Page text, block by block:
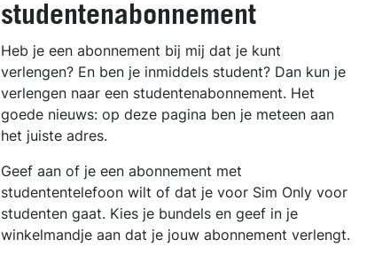
studentenabonnement
Heb je een abonnement bij mij dat je kunt
verlengen? En ben je inmiddels student? Dan kun je
verlengen naar een studentenabonnement. Het
goede nieuws: op deze pagina ben je meteen aan
het juiste adres.
Geef aan of je een abonnement met
studententelefoon wilt of dat je voor Sim Only voor
studenten gaat. Kies je bundels en geef in je
winkelmandje aan dat je jouw abonnement verlengt.